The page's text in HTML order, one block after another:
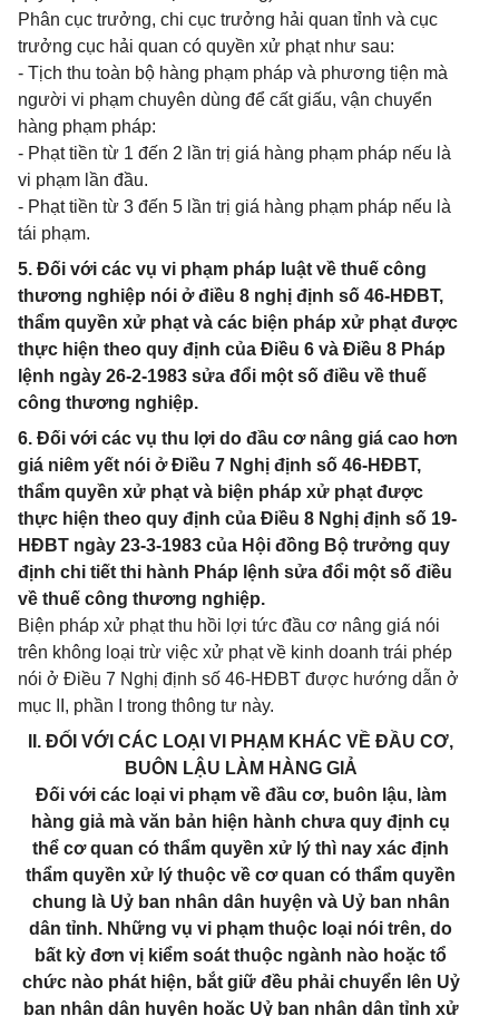
Phân cục trưởng, chi cục trưởng hải quan tỉnh và cục
trưởng cục hải quan có quyền xử phạt như sau:
- Tịch thu toàn bộ hàng phạm pháp và phương tiện mà
người vi phạm chuyên dùng để cất giấu, vận chuyển
hàng phạm pháp:
- Phạt tiền từ 1 đến 2 lần trị giá hàng phạm pháp nếu là
vi phạm lần đầu.
- Phạt tiền từ 3 đến 5 lần trị giá hàng phạm pháp nếu là
tái phạm.
5. Đối với các vụ vi phạm pháp luật về thuế công
thương nghiệp nói ở điều 8 nghị định số 46-HĐBT,
thẩm quyền xử phạt và các biện pháp xử phạt được
thực hiện theo quy định của Điều 6 và Điều 8 Pháp
lệnh ngày 26-2-1983 sửa đổi một số điều về thuế
công thương nghiệp.
6. Đối với các vụ thu lợi do đầu cơ nâng giá cao hơn
giá niêm yết nói ở Điều 7 Nghị định số 46-HĐBT,
thẩm quyền xử phạt và biện pháp xử phạt được
thực hiện theo quy định của Điều 8 Nghị định số 19-
HĐBT ngày 23-3-1983 của Hội đồng Bộ trưởng quy
định chi tiết thi hành Pháp lệnh sửa đổi một số điều
về thuế công thương nghiệp.
Biện pháp xử phạt thu hồi lợi tức đầu cơ nâng giá nói
trên không loại trừ việc xử phạt về kinh doanh trái phép
nói ở Điều 7 Nghị định số 46-HĐBT được hướng dẫn ở
mục II, phần I trong thông tư này.
II. ĐỐI VỚI CÁC LOẠI VI PHẠM KHÁC VỀ ĐẦU CƠ,
BUÔN LẬU LÀM HÀNG GIẢ
Đối với các loại vi phạm về đầu cơ, buôn lậu, làm
hàng giả mà văn bản hiện hành chưa quy định cụ
thể cơ quan có thẩm quyền xử lý thì nay xác định
thẩm quyền xử lý thuộc về cơ quan có thẩm quyền
chung là Uỷ ban nhân dân huyện và Uỷ ban nhân
dân tỉnh. Những vụ vi phạm thuộc loại nói trên, do
bất kỳ đơn vị kiểm soát thuộc ngành nào hoặc tổ
chức nào phát hiện, bắt giữ đều phải chuyển lên Uỷ
ban nhân dân huyện hoặc Uỷ ban nhân dân tỉnh xử